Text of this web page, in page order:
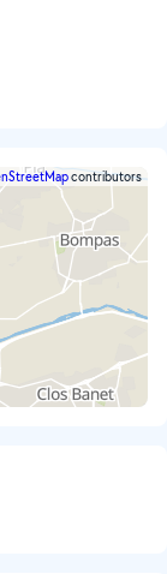
contributors